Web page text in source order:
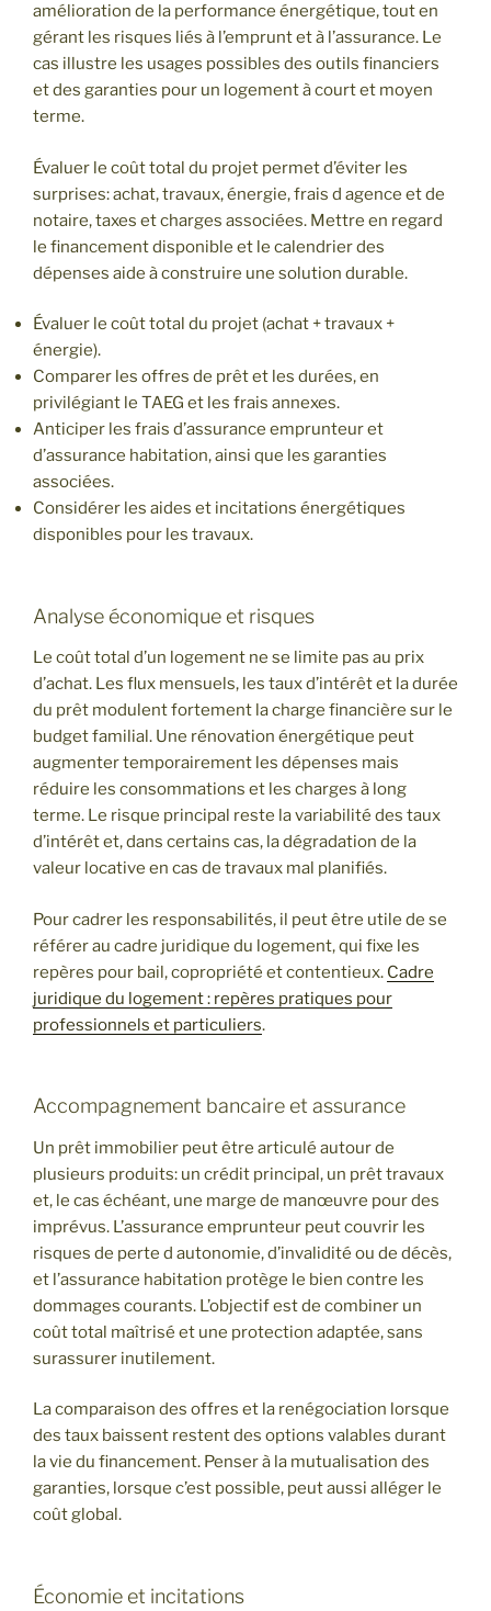
amélioration de la performance énergétique, tout en
gérant les risques liés à l’emprunt et à l’assurance. Le
cas illustre les usages possibles des outils financiers
et des garanties pour un logement à court et moyen
terme.
Évaluer le coût total du projet permet d’éviter les
surprises: achat, travaux, énergie, frais d agence et de
notaire, taxes et charges associées. Mettre en regard
le financement disponible et le calendrier des
dépenses aide à construire une solution durable.
Évaluer le coût total du projet (achat + travaux +
énergie).
Comparer les offres de prêt et les durées, en
privilégiant le TAEG et les frais annexes.
Anticiper les frais d’assurance emprunteur et
d’assurance habitation, ainsi que les garanties
associées.
Considérer les aides et incitations énergétiques
disponibles pour les travaux.
Analyse économique et risques
Le coût total d’un logement ne se limite pas au prix
d’achat. Les flux mensuels, les taux d’intérêt et la durée
du prêt modulent fortement la charge financière sur le
budget familial. Une rénovation énergétique peut
augmenter temporairement les dépenses mais
réduire les consommations et les charges à long
terme. Le risque principal reste la variabilité des taux
d’intérêt et, dans certains cas, la dégradation de la
valeur locative en cas de travaux mal planifiés.
Pour cadrer les responsabilités, il peut être utile de se
référer au cadre juridique du logement, qui fixe les
repères pour bail, copropriété et contentieux. Cadre
juridique du logement : repères pratiques pour
professionnels et particuliers.
Accompagnement bancaire et assurance
Un prêt immobilier peut être articulé autour de
plusieurs produits: un crédit principal, un prêt travaux
et, le cas échéant, une marge de manœuvre pour des
imprévus. L’assurance emprunteur peut couvrir les
risques de perte d autonomie, d’invalidité ou de décès,
et l’assurance habitation protège le bien contre les
dommages courants. L’objectif est de combiner un
coût total maîtrisé et une protection adaptée, sans
surassurer inutilement.
La comparaison des offres et la renégociation lorsque
des taux baissent restent des options valables durant
la vie du financement. Penser à la mutualisation des
garanties, lorsque c’est possible, peut aussi alléger le
coût global.
Économie et incitations